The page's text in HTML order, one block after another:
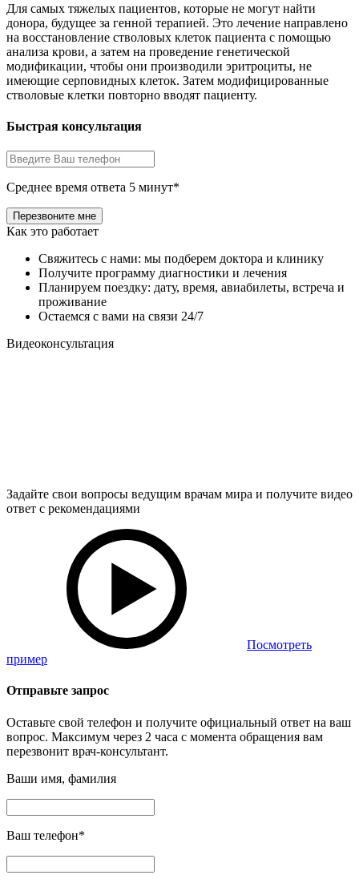
Для самых тяжелых пациентов, которые не могут найти
донора, будущее за генной терапией. Это лечение направлено
на восстановление стволовых клеток пациента с помощью
анализа крови, а затем на проведение генетической
модификации, чтобы они производили эритроциты, не
имеющие серповидных клеток. Затем модифицированные
стволовые клетки повторно вводят пациенту.
Быстрая консультация
Среднее время ответа 5 минут*
Как это работает
Свяжитесь с нами: мы подберем доктора и клинику
Получите программу диагностики и лечения
Планируем поездку: дату, время, авиабилеты, встреча и
проживание
Остаемся с вами на связи 24/7
Видеоконсультация
Задайте свои вопросы ведущим врачам мира и получите видео
ответ с рекомендациями
Посмотреть
пример
Отправьте запрос
Оставьте свой телефон и получите официальный ответ на ваш
вопрос. Максимум через 2 часа с момента обращения вам
перезвонит врач-консультант.
Ваши имя, фамилия
Ваш телефон*